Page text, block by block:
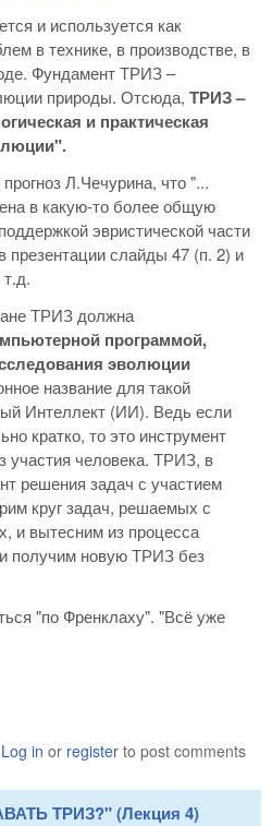
и используется как
в технике, в производстве, в
Фундамент ТРИЗ –
природы. Отсюда, ТРИЗ –
и практическая
Л.Чечурина, что "...
в какую-то более общую
эвристической части
презентации слайды 47 (п. 2) и
ТРИЗ должна
программой,
эволюции
название для такой
Интеллект (ИИ). Ведь если
кратко, то это инструмент
человека. ТРИЗ, в
решения задач с участием
круг задач, решаемых с
вытесним из процесса
получим новую ТРИЗ без
"по Френклаху". "Всё уже
Log in or register to post comments
ТРИЗ?" (Лекция 4)